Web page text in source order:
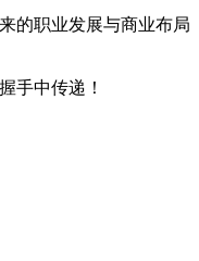
的职业发展与商业布局
手中传递！